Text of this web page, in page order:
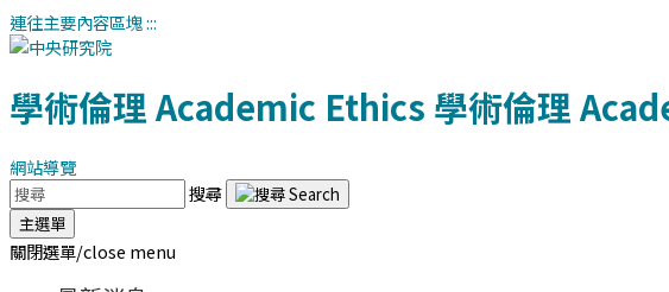
連往主要內容區塊:::
學術倫理Academic Ethics 學術倫理
網站導覽
搜尋
主選單
關閉選單/close menu